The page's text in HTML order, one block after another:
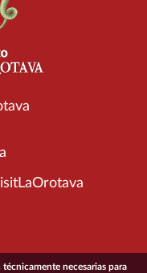
de La Orotava
necesarias para